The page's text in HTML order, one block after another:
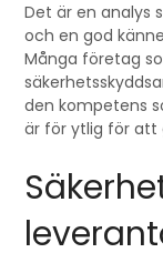
Det är en analys
och en god
Många företag
den kompetens
är för ytlig för att